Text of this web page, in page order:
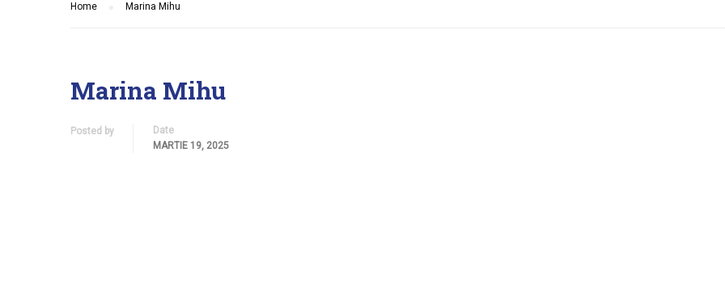
Home Marina Mihu
Marina Mihu
Posted by
Date
MARTIE 19, 2025